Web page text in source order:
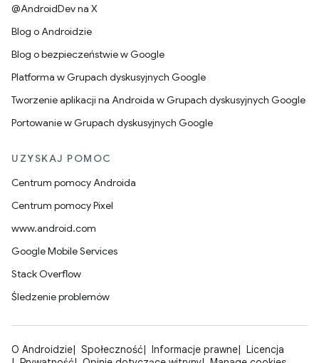
@AndroidDev na X
Blog o Androidzie
Blog o bezpieczeństwie w Google
Platforma w Grupach dyskusyjnych Google
Tworzenie aplikacji na Androida w Grupach dyskusyjnych Google
Portowanie w Grupach dyskusyjnych Google
UZYSKAJ POMOC
Centrum pomocy Androida
Centrum pomocy Pixel
www.android.com
Google Mobile Services
Stack Overflow
Śledzenie problemów
O Androidzie Społeczność Informacje prawne
Licencja